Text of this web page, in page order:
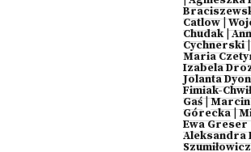
Catlow|
Chudak |
Cychnerski
Maria
Izabela
Jolanta
Fimiak-
Gaś|Marcin
Górecka|
Ewa Greser
Aleksandra
Szumiłowicz